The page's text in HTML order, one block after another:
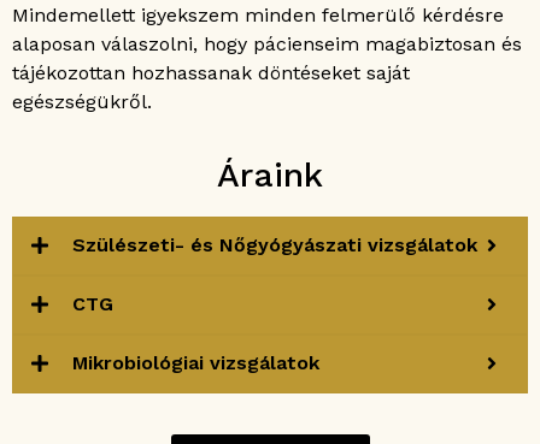
Mindemellett igyekszem minden felmerülő kérdésre
alaposan válaszolni, hogy pácienseim magabiztosan és
tájékozottan hozhassanak döntéseket saját
egészségükről.
Áraink
Szülészeti- és Nőgyógyászati vizsgálatok
CTG
Mikrobiológiai vizsgálatok